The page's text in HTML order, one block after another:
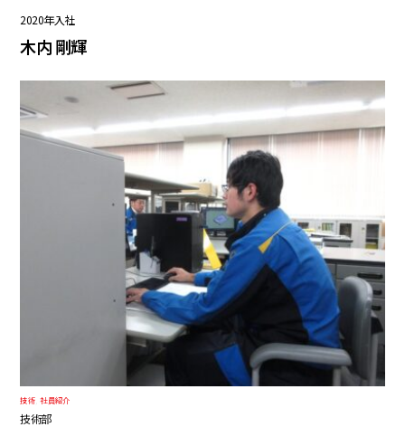
2020年入社
木内 剛輝
技術 ,社員紹介
技術部